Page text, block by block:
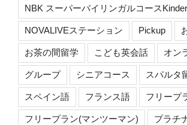
NBK スーパーバイリンガルコース
NOVALIVEステーション Pickup
お茶の間留学 こども英会話 オン
グループ シニアコース スパルタ
スペイン語 フランス語 フリープ
フリープラン(マンツーマン) プラチ